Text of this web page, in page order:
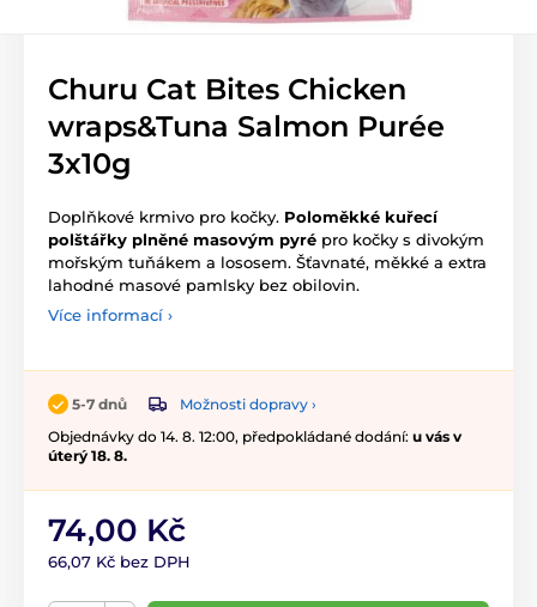
Churu Cat Bites Chicken
wraps&Tuna Salmon Purée
3x10g
Doplňkové krmivo pro kočky. Poloměkké kuřecí
polštářky plněné masovým pyré pro kočky s divokým
mořským tuňákem a lososem. Šťavnaté, měkké a extra
lahodné masové pamlsky bez obilovin.
Více informací ›
5-7 dnů
Možnosti dopravy ›
Objednávky do 14. 8. 12:00, předpokládané dodání: u vás v
úterý 18. 8.
74,00 Kč
66,07 Kč bez DPH